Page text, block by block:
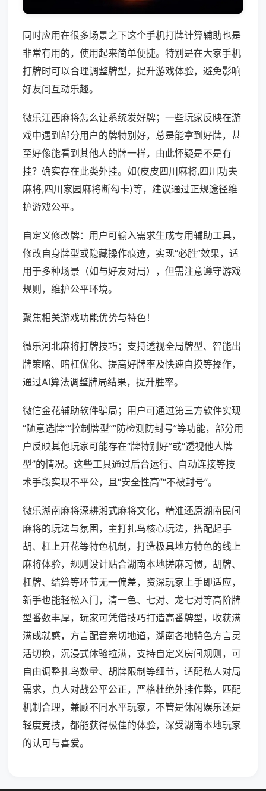
同时应用在很多场景之下这个手机打牌计算辅助也是
非常有用的，使用起来简单便捷。特别是在大家手机
打牌时可以合理调整牌型，提升游戏体验，避免影响
好友间互动乐趣。
微乐江西麻将怎么让系统发好牌；一些玩家反映在游
戏中遇到部分用户的牌特别好，总是能拿到好牌，甚
至好像能看到其他人的牌一样，由此怀疑是不是有
挂？确实存在此类外挂。如(皮皮四川麻将,四川功夫
麻将,四川家园麻将断勾卡)等，建议通过正规途径维
护游戏公平。
自定义修改牌：用户可输入需求生成专用辅助工具，
修改自身牌型或隐藏操作痕迹，实现“必胜”效果，适
用于多种场景（如与好友对局），但需注意遵守游戏
规则，维护公平环境。
聚焦相关游戏功能优势与特色！
微乐河北麻将打牌技巧；支持透视全局牌型、智能出
牌策略、暗杠优化、提高好牌率及快速自摸等操作，
通过AI算法调整牌局结果，提升胜率。
微信金花辅助软件骗局；用户可通过第三方软件实现
“随意选牌”“控制牌型”“防检测防封号”等功能，部分用
户反映其他玩家可能存在“牌特别好”或“透视他人牌
型”的情况。这些工具通过后台运行、自动连接等技
术手段实现不平公，且“安全性高”“不被封号”。
微乐湖南麻将深耕湘式麻将文化，精准还原湖南民间
麻将的玩法与氛围，主打扎鸟核心玩法，搭配起手
胡、杠上开花等特色机制，打造极具地方特色的线上
麻将体验，规则设计贴合湖南本地搓麻习惯，胡牌、
杠牌、结算等环节无一偏差，资深玩家上手即适应，
新手也能轻松入门，清一色、七对、龙七对等高阶牌
型番数丰厚，玩家可凭借技巧打造高番牌型，收获满
满成就感，方言配音亲切地道，湖南各地特色方言灵
活切换，沉浸式体验拉满，支持自定义房间规则，可
自由调整扎鸟数量、胡牌限制等细节，适配私人对局
需求，真人对战公平公正，严格杜绝外挂作弊，匹配
机制合理，兼顾不同水平玩家，不管是休闲娱乐还是
轻度竞技，都能获得极佳的体验，深受湖南本地玩家
的认可与喜爱。